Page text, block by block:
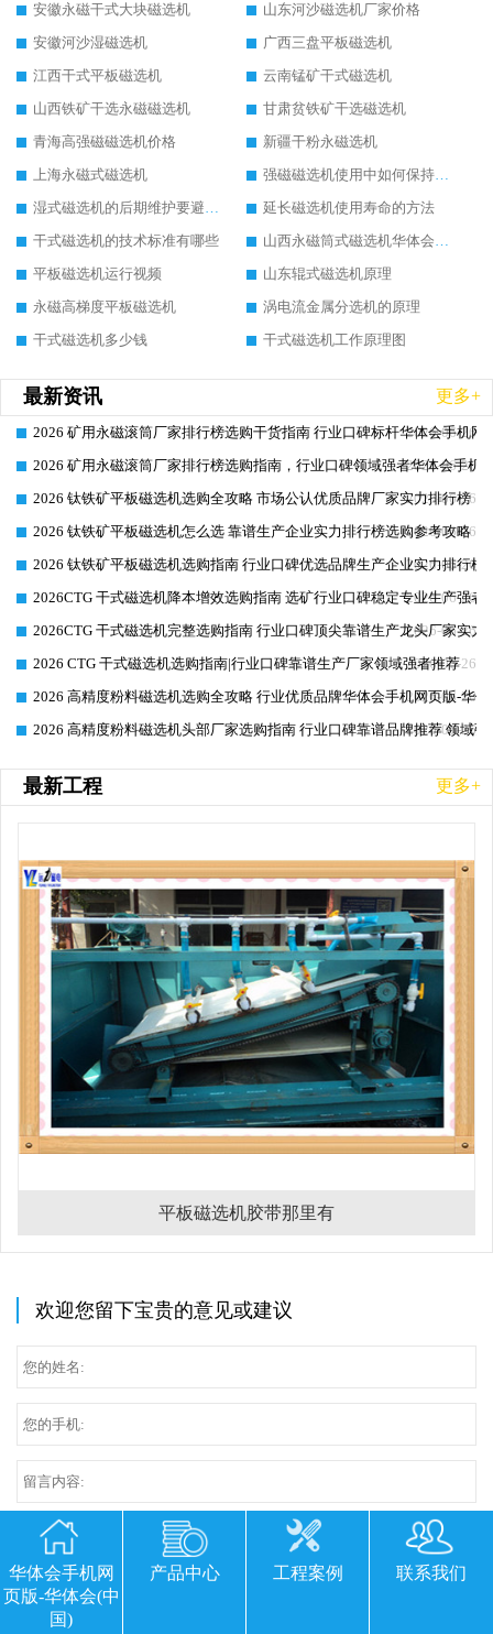
安徽永磁干式大块磁选机
山东河沙磁选机厂家价格
安徽河沙湿磁选机
广西三盘平板磁选机
江西干式平板磁选机
云南锰矿干式磁选机
山西铁矿干选永磁磁选机
甘肃贫铁矿干选磁选机
青海高强磁磁选机价格
新疆干粉永磁选机
上海永磁式磁选机
强磁磁选机使用中如何保持其顺畅运行
湿式磁选机的后期维护要避开哪些坑
延长磁选机使用寿命的方法
干式磁选机的技术标准有哪些
山西永磁筒式磁选机华体会手机网页版-华体会(中国)
平板磁选机运行视频
山东辊式磁选机原理
永磁高梯度平板磁选机
涡电流金属分选机的原理
干式磁选机多少钱
干式磁选机工作原理图
最新资讯 更多+
2026-06-26
2026 矿用永磁滚筒厂家排行榜选购干货指南 行业口碑标杆华体会手机网
2026-06-26
2026 矿用永磁滚筒厂家排行榜选购指南，行业口碑领域强者华体会手机
2026-06-26
2026 钛铁矿平板磁选机选购全攻略 市场公认优质品牌厂家实力排行榜
2026-06-26
2026 钛铁矿平板磁选机怎么选 靠谱生产企业实力排行榜选购参考攻略
2026-06-26
2026 钛铁矿平板磁选机选购指南 行业口碑优选品牌生产企业实力排行榜
2026-06-26
2026CTG 干式磁选机降本增效选购指南 选矿行业口碑稳定专业生产强者
2026-06-26
2026CTG 干式磁选机完整选购指南 行业口碑顶尖靠谱生产龙头厂家实力
2026-06-26
2026 CTG 干式磁选机选购指南|行业口碑靠谱生产厂家领域强者推荐
2026-06-26
2026 高精度粉料磁选机选购全攻略 行业优质品牌华体会手机网页版-华
2026-06-26
2026 高精度粉料磁选机头部厂家选购指南 行业口碑靠谱品牌推荐 领域
最新工程 更多+
平板磁选机胶带那里有
欢迎您留下宝贵的意见或建议
华体会手机网
页版-华体会(中
国)
产品中心 工程案例 联系我们